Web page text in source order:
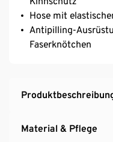
Hose mit
Antipilling-
Faserknötchen
Material & Pflege